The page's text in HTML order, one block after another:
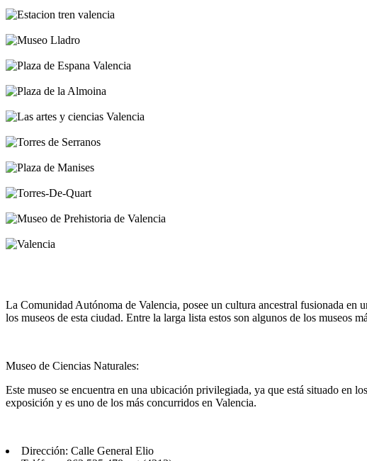
La Comunidad Autónoma de Valencia, posee un cultura ancestral fusionada en
los museos de esta ciudad. Entre la larga lista estos son algunos de los museos
Museo de Ciencias Naturales:
Este museo se encuentra en una ubicación privilegiada, ya que está situado en
exposición y es uno de los más concurridos en Valencia.
Dirección: Calle General Elio